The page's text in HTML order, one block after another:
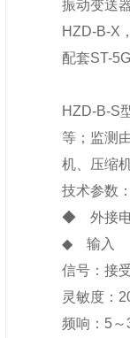
振动变送
HZD-B-X
配套ST-
HZD-B-S
等；监测
机、压缩
技术参数
◆ 外接电
◆ 输入
信号：接
灵敏度：
频响：5